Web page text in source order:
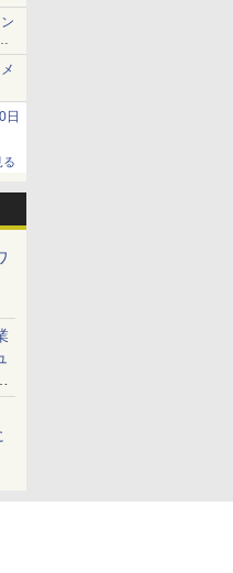
日
る